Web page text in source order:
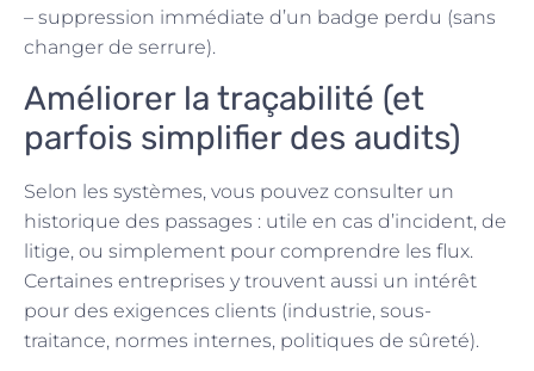
– suppression immédiate d’un badge perdu (sans
changer de serrure).
Améliorer la traçabilité (et
parfois simplifier des audits)
Selon les systèmes, vous pouvez consulter un
historique des passages : utile en cas d’incident, de
litige, ou simplement pour comprendre les flux.
Certaines entreprises y trouvent aussi un intérêt
pour des exigences clients (industrie, sous-
traitance, normes internes, politiques de sûreté).